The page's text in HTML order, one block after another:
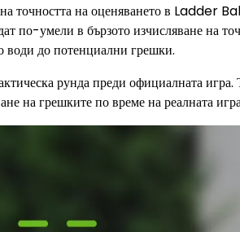
точността на оценяването в Ladder
по-умели в бързото изчисляване на
води до потенциални грешки.
рунда преди официалната
на грешките по време на реалната